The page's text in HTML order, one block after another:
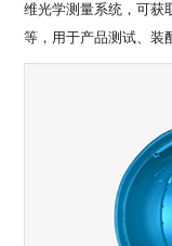
维光学测量系统，可获
等，用于产品测试、装